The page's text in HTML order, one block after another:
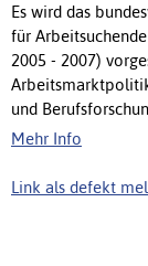
Es wird das
für
2005 - 2007)
und
Mehr Info
Link als defekt